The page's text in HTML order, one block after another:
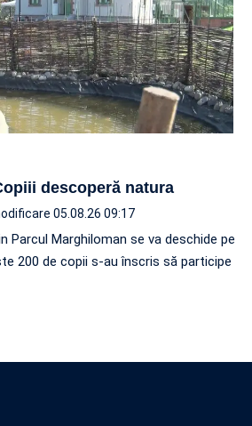
descoperă natura
05.08.26 09:17
Parcul Marghiloman se va deschide pe
200 de copii s-au înscris să participe